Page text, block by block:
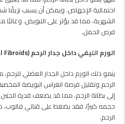
احتمالية الإجهاض. ويمكن أن يسبب نزيفًا
الشهرية، مما قد يؤثر على التبويض. وغالبًا
فرص الحمل.
الورم الليفي داخل جدار الرحم (Intramural Fibroids)
ينمو ذلك الورم داخل الجدار العضلي
الرحم وتقليل فرصة انغراس البويضة
إلى بطانة الرحم، مما قد يضعف قدرة
حجمه كبيرًا، فقد يضغط على قناتي
الرحم.